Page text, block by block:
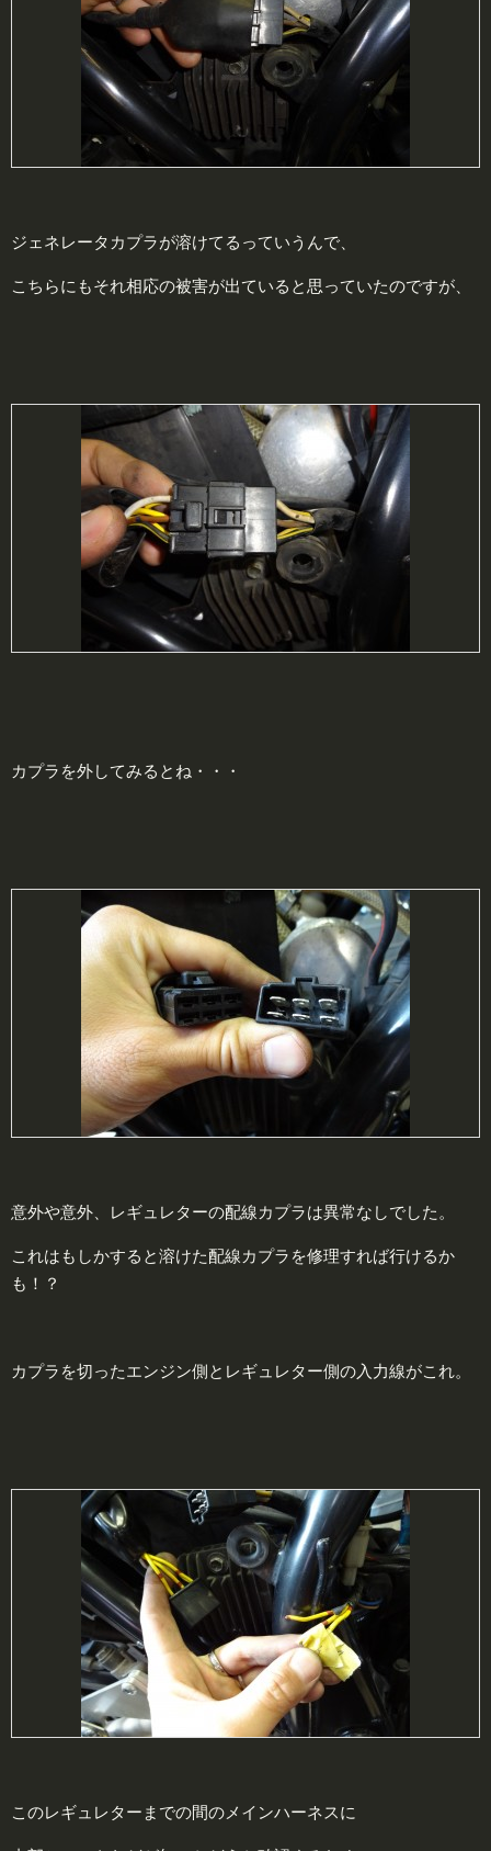
ジェネレータカプラが溶けてるっていうんで、
こちらにもそれ相応の被害が出ていると思っていたのですが、
カプラを外してみるとね・・・
意外や意外、レギュレターの配線カプラは異常なしでした。
これはもしかすると溶けた配線カプラを修理すれば行けるか
も！？
カプラを切ったエンジン側とレギュレター側の入力線がこれ。
このレギュレターまでの間のメインハーネスに